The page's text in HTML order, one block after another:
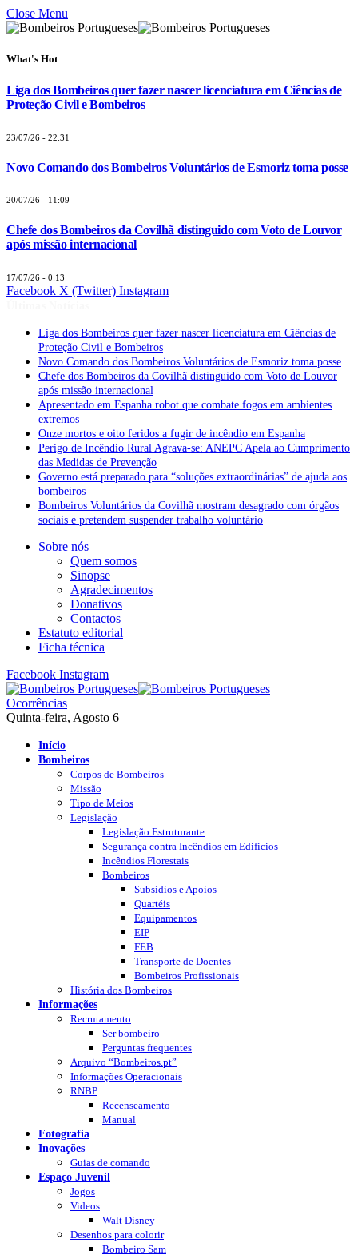
Close Menu
What's Hot
Liga dos Bombeiros quer fazer nascer licenciatura em Ciências de
Proteção Civil e Bombeiros
23/07/26 - 22:31
Novo Comando dos Bombeiros Voluntários de Esmoriz toma posse
20/07/26 - 11:09
Chefe dos Bombeiros da Covilhã distinguido com Voto de Louvor
após missão internacional
17/07/26 - 0:13
Facebook X (Twitter) Instagram
Liga dos Bombeiros quer fazer nascer licenciatura em Ciências de
Proteção Civil e Bombeiros
Novo Comando dos Bombeiros Voluntários de Esmoriz toma posse
Chefe dos Bombeiros da Covilhã distinguido com Voto de Louvor
após missão internacional
Apresentado em Espanha robot que combate fogos em ambientes
extremos
Onze mortos e oito feridos a fugir de incêndio em Espanha
Perigo de Incêndio Rural Agrava-se: ANEPC Apela ao Cumprimento
das Medidas de Prevenção
Governo está preparado para “soluções extraordinárias” de ajuda aos
bombeiros
Bombeiros Voluntários da Covilhã mostram desagrado com órgãos
sociais e pretendem suspender trabalho voluntário
Sobre nós
Quem somos
Sinopse
Agradecimentos
Donativos
Contactos
Estatuto editorial
Ficha técnica
Facebook Instagram
Ocorrências
Quinta-feira, Agosto 6
Início
Bombeiros
Corpos de Bombeiros
Missão
Tipo de Meios
Legislação
Legislação Estruturante
Segurança contra Incêndios em Edificios
Incêndios Florestais
Bombeiros
Subsídios e Apoios
Quartéis
Equipamentos
EIP
FEB
Transporte de Doentes
Bombeiros Profissionais
História dos Bombeiros
Informações
Recrutamento
Ser bombeiro
Perguntas frequentes
Arquivo “Bombeiros.pt”
Informações Operacionais
RNBP
Recenseamento
Manual
Fotografia
Inovações
Guias de comando
Espaço Juvenil
Jogos
Videos
Walt Disney
Desenhos para colorir
Bombeiro Sam